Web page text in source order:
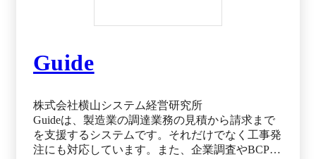
式サイト（2025年12月22日閲覧）
Guide
株式会社横山システム経営研究所
Guideは、製造業の調達業務の見積から請求まで
を支援するシステムです。それだけでなく工事発
注にも対応しています。また、企業調査やBCPな